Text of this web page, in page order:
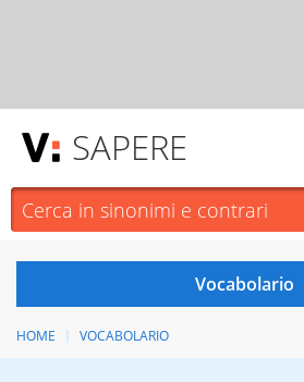
SAPERE
HOME VOCABOLARIO